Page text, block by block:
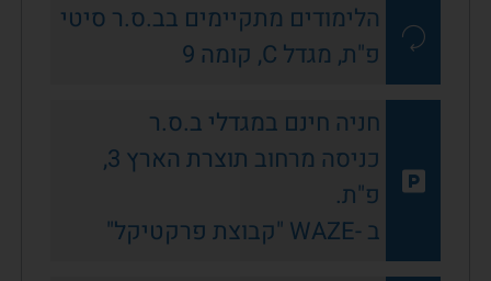
הלימודים מתקיימים בב.ס.ר סיטי
פ"ת, מגדל C, קומה 9
חניה חינם במגדלי ב.ס.ר
כניסה מרחוב תוצרת הארץ 3,
פ"ת.
ב -WAZE "קבוצת פרקטיקל"